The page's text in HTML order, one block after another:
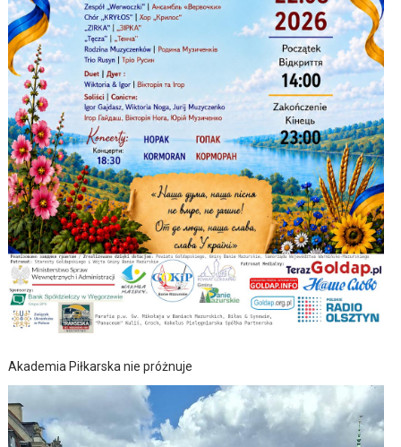
Akademia Piłkarska nie próżnuje